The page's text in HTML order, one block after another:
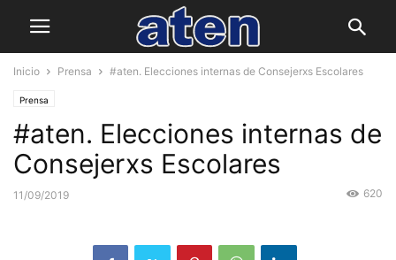
Inicio Prensa #aten. Elecciones internas de Consejerxs Escolares
Prensa
#aten. Elecciones internas de
Consejerxs Escolares
11/09/2019 620